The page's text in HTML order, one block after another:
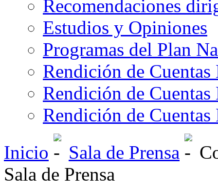
Recomendaciones
Estudios y Opiniones
Programas del Plan
Rendición de Cuentas
Rendición de Cuentas
Rendición de
Inicio
Sala de Prensa
Sala de Prensa